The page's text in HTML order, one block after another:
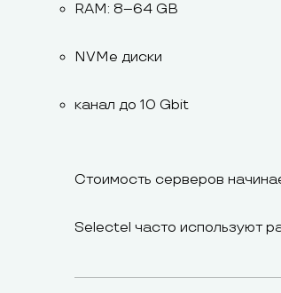
RAM: 8–64 GB
NVMe диски
канал до 10 Gbit
Стоимость серверов
Selectel часто используют